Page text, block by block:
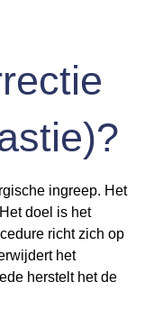
ingreep. Het
doel is het
richt zich op
het
herstelt het de